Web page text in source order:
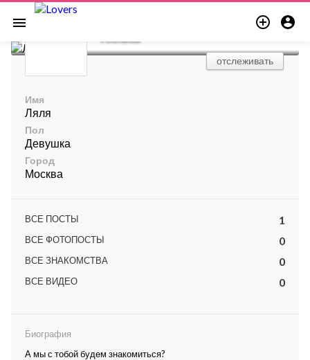
menu  
отслеживать
Имя
Ляля
Пол
Девушка
Город
Москва
ВСЕ ПОСТЫ 1
ВСЕ ФОТОПОСТЫ 0
ВСЕ ЗНАКОМСТВА 0
ВСЕ ВИДЕО 0
Биография
А мы с тобой будем знакомиться?